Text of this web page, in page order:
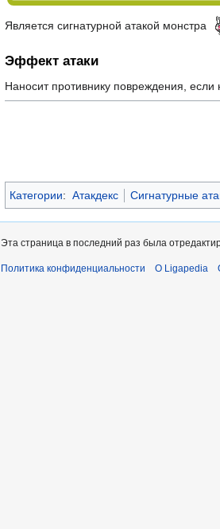
Является сигнатурной атакой монстра
Эффект атаки
Наносит противнику повреждения, если
Категории: Атакдекс Сигнатурные
Эта страница в последний раз была
Политика конфиденциальности О Ligapedia